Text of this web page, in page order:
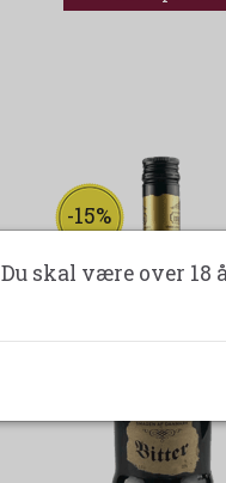
-15%
Du skal være over 18